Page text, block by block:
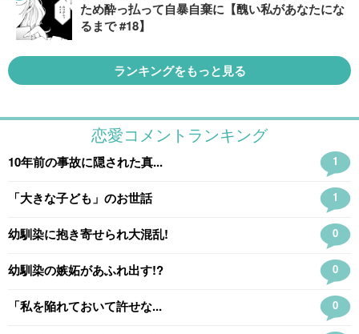
ため酔っ払って自暴自棄に【醜い私があなたにな
るまで #18】
ランキングをもっと見る